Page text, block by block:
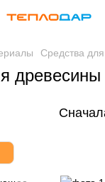
Средства
древесины